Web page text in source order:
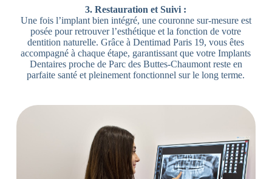
3. Restauration et Suivi :
Une fois l’implant bien intégré, une couronne sur-mesure est
posée pour retrouver l’esthétique et la fonction de votre
dentition naturelle. Grâce à Dentimad Paris 19, vous êtes
accompagné à chaque étape, garantissant que votre Implants
Dentaires proche de Parc des Buttes-Chaumont reste en
parfaite santé et pleinement fonctionnel sur le long terme.